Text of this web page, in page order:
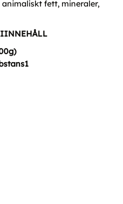
animaliskt fett, mineraler,